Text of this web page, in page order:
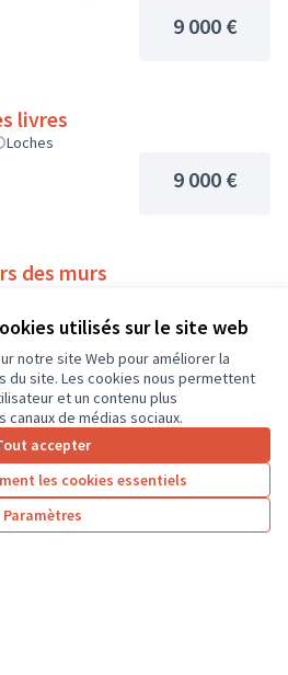
utilisés sur le site web
notre site Web pour améliorer la
du site. Les cookies nous permettent
et un contenu plus
de médias sociaux.
accepter
les cookies essentiels
Paramètres
9 000 €
livres
Loches
9 000 €
des murs
9 000 €
par page : 25
1 … 5